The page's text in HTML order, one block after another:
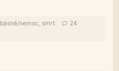
básně/nemoc, smrt
24